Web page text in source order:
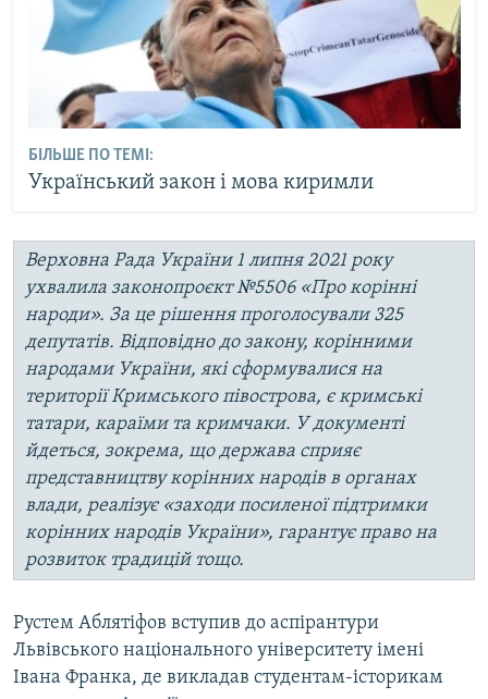
БІЛЬШЕ ПО ТЕМІ:
Український закон і мова киримли
Верховна Рада України 1 липня 2021 року
ухвалила законопроєкт №5506 «Про корінні
народи». За це рішення проголосували 325
депутатів. Відповідно до закону, корінними
народами України, які сформувалися на
території Кримського півострова, є кримські
татари, караїми та кримчаки. У документі
йдеться, зокрема, що держава сприяє
представництву корінних народів в органах
влади, реалізує «заходи посиленої підтримки
корінних народів України», гарантує право на
розвиток традицій тощо.
Рустем Аблятіфов вступив до аспірантури
Львівського національного університету імені
Івана Франка, де викладав студентам-історикам